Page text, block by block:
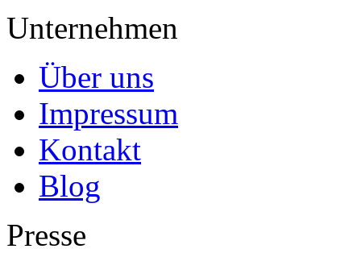
Unternehmen
Über uns
Impressum
Kontakt
Blog
Presse